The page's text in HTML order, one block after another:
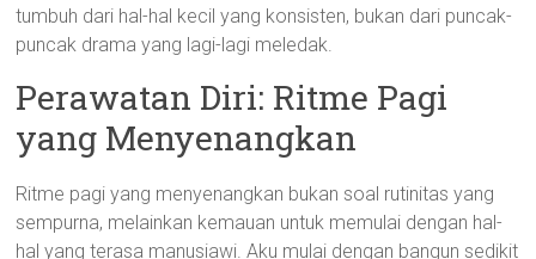
tumbuh dari hal-hal kecil yang konsisten, bukan dari puncak-
puncak drama yang lagi-lagi meledak.
Perawatan Diri: Ritme Pagi
yang Menyenangkan
Ritme pagi yang menyenangkan bukan soal rutinitas yang
sempurna, melainkan kemauan untuk memulai dengan hal-
hal yang terasa manusiawi. Aku mulai dengan bangun sedikit